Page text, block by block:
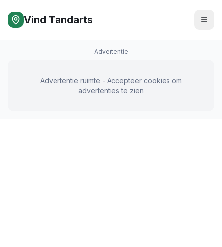
Vind Tandarts
Advertentie
Advertentie ruimte - Accepteer cookies om
advertenties te zien